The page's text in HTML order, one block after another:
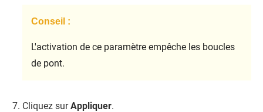
Conseil :
L'activation de ce paramètre empêche les boucles
de pont.
Cliquez surAppliquer.